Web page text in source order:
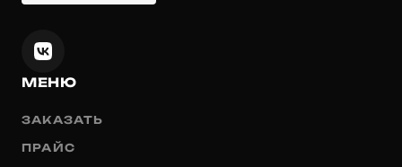
МЕНЮ
ЗАКАЗАТЬ
ПРАЙС